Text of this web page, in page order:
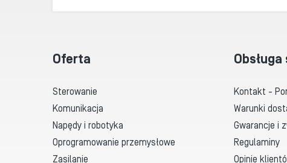
Oferta
Sterowanie
Komunikacja
Napędy i robotyka
Oprogramowanie przemysłowe
Zasilanie
Kontakt -
Warunki
Gwarancje i
Regulaminy
Opinie